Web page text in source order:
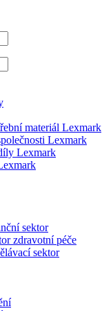
materiál Lexmark
Lexmark
Lexmark
sektor
zdravotní péče
sektor